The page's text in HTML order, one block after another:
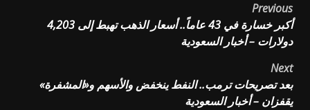
Post
navigation
Previous
أكبر خسارة في 43 عاماً.. أسعار الذهب تهبط إلى 4,203
دولارات – أخبار السعودية
Next
بعد تصريحات ترمب.. النفط ينخفض والأسهم و«المشفرة»
يقفزان – أخبار السعودية